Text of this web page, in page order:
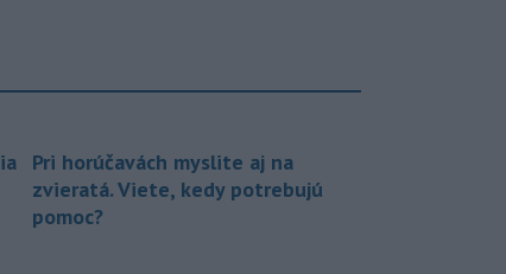
Pri horúčavách myslite aj na
zvieratá. Viete, kedy potrebujú
pomoc?